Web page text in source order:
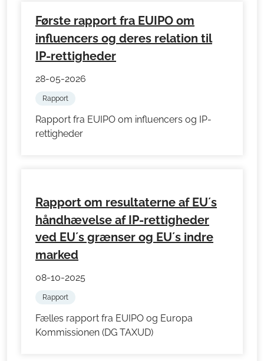
Første rapport fra EUIPO om
influencers og deres relation til
IP-rettigheder
28-05-2026
Rapport
Rapport fra EUIPO om influencers og IP-
rettigheder
Rapport om resultaterne af EU´s
håndhævelse af IP-rettigheder
ved EU´s grænser og EU´s indre
marked
08-10-2025
Rapport
Fælles rapport fra EUIPO og Europa
Kommissionen (DG TAXUD)